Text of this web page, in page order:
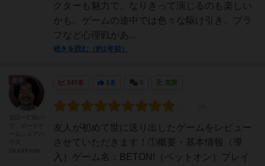
クターも魅力で、なりきって演じるのも楽しい
かも。ゲームの途中では色々な駆け引き、ブラ
フなど心理戦があ...
続きを読む（約1年前）
147名 1名 充実
友人が初めて世に送り出したゲームをレビュー
させていただきます！①概要・基本情報（導
入）ゲーム名：BETON!（ベットオン）プレイ
皇帝